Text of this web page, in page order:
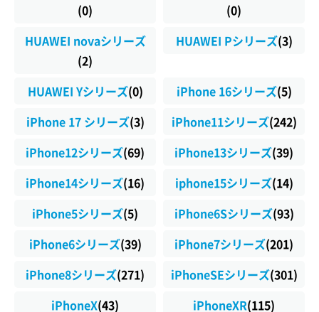
(0)
(0)
HUAWEI novaシリーズ
(2)
HUAWEI Pシリーズ(3)
HUAWEI Yシリーズ(0) iPhone 16シリーズ(5)
iPhone 17 シリーズ(3) iPhone11シリーズ(242)
iPhone12シリーズ(69) iPhone13シリーズ(39)
iPhone14シリーズ(16) iphone15シリーズ(14)
iPhone5シリーズ(5) iPhone6Sシリーズ(93)
iPhone6シリーズ(39) iPhone7シリーズ(201)
iPhone8シリーズ(271) iPhoneSEシリーズ(301)
iPhoneX(43) iPhoneXR(115)